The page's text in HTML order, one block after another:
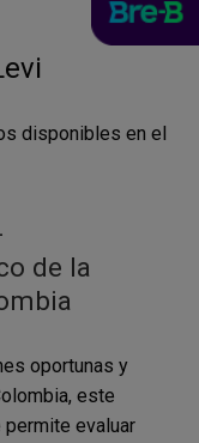
disponibles en el
de la
oportunas y
este
evaluar